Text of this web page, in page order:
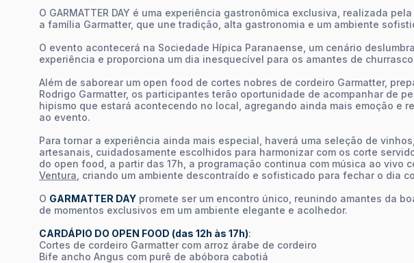
O GARMATTER DAY é uma experiência gastronômica exclusiva, realizada
a família Garmatter, que une tradição, alta gastronomia e um ambiente
O evento acontecerá na Sociedade Hípica Paranaense, um cenário
experiência e proporciona um dia inesquecível para os amantes de
Além de saborear um open food de cortes nobres de cordeiro Garmatter,
Rodrigo Garmatter, os participantes terão oportunidade de acompanhar de
hipismo que estará acontecendo no local, agregando ainda mais emoção e
ao evento.
Para tornar a experiência ainda mais especial, haverá uma seleção de
artesanais, cuidadosamente escolhidos para harmonizar com os corte
do open food, a partir das 17h, a programação continua com música ao vivo
Ventura , criando um ambiente descontraído e sofisticado para fechar o dia
O GARMATTER DAY promete ser um encontro único, reunindo amantes da
de momentos exclusivos em um ambiente elegante e acolhedor.
CARDÁPIO DO OPEN FOOD (das 12h às 17h):
Cortes de cordeiro Garmatter com arroz árabe de cordeiro
Bife ancho Angus com purê de abóbora cabotiá